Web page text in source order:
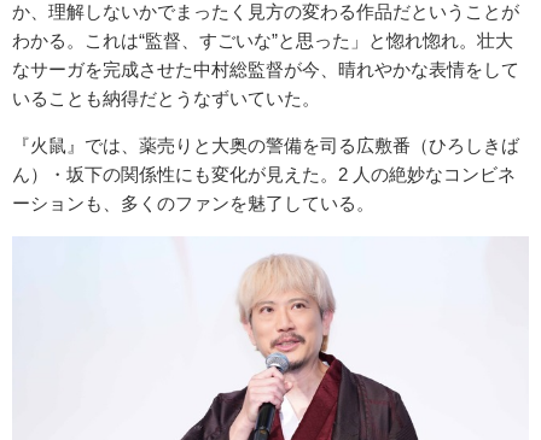
か、理解しないかでまったく見方の変わる作品だということが
わかる。これは“監督、すごいな”と思った」と惚れ惚れ。壮大
なサーガを完成させた中村総監督が今、晴れやかな表情をして
いることも納得だとうなずいていた。
『火鼠』では、薬売りと大奥の警備を司る広敷番（ひろしきば
ん）・坂下の関係性にも変化が見えた。2 人の絶妙なコンビネ
ーションも、多くのファンを魅了している。